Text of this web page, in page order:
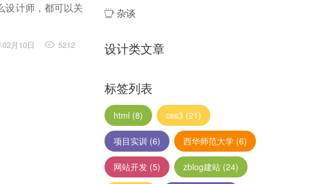
设计师，都可以关
月10日 5212
杂谈
设计类文章
标签列表
html (8) css3 (21)
项目实训 (6) 西华师范大学 (6)
网站开发 (5) zblog建站 (24)